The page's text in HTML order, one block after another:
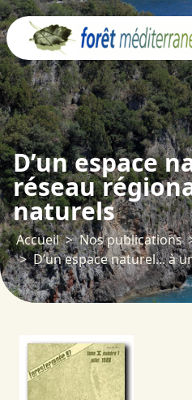
D’un espace
réseau
naturels
Accueil Nos publications
Panneau de gestion des